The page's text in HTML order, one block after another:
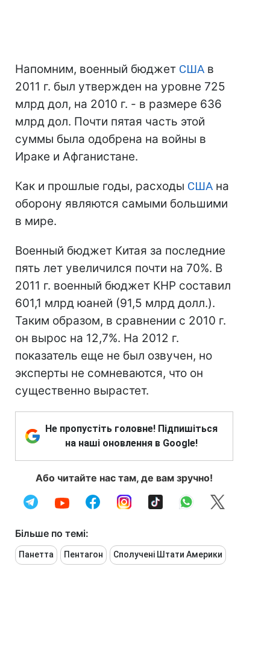
Напомним, военный бюджет США в
2011 г. был утвержден на уровне 725
млрд дол, на 2010 г. - в размере 636
млрд дол. Почти пятая часть этой
суммы была одобрена на войны в
Ираке и Афганистане.
Как и прошлые годы, расходы США на
оборону являются самыми большими
в мире.
Военный бюджет Китая за последние
пять лет увеличился почти на 70%. В
2011 г. военный бюджет КНР составил
601,1 млрд юаней (91,5 млрд долл.).
Таким образом, в сравнении с 2010 г.
он вырос на 12,7%. На 2012 г.
показатель еще не был озвучен, но
эксперты не сомневаются, что он
существенно вырастет.
Не пропустіть головне! Підпишіться
на наші оновлення в Google!
Або читайте нас там, де вам зручно!
Більше по темі:
Панетта Пентагон Сполучені Штати Америки